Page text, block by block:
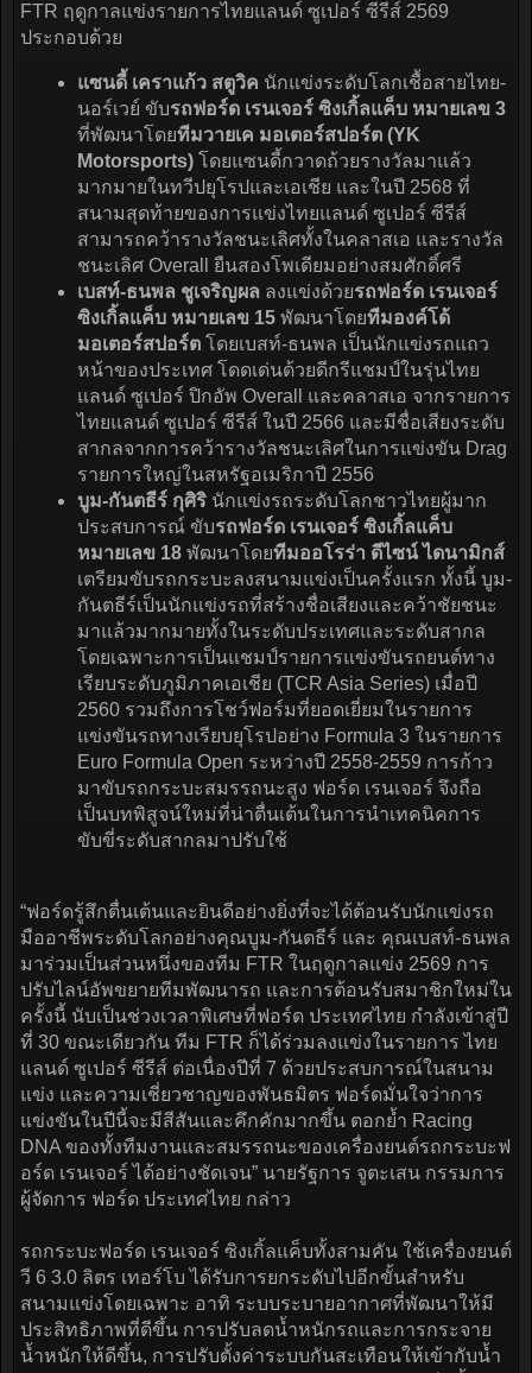
FTR ฤดูกาลแข่งรายการไทยแลนด์ ซูเปอร์ ซีรีส์ 2569
ประกอบด้วย
แซนดี้ เคราแก้ว สตูวิค นักแข่งระดับโลกเชื้อสายไทย-
นอร์เวย์ ขับรถฟอร์ด เรนเจอร์ ซิงเกิ้ลแค็บ หมายเลข 3
ที่พัฒนาโดยทีมวายเค มอเตอร์สปอร์ต (YK
Motorsports) โดยแซนดี้กวาดถ้วยรางวัลมาแล้ว
มากมายในทวีปยุโรปและเอเชีย และในปี 2568 ที่
สนามสุดท้ายของการแข่งไทยแลนด์ ซูเปอร์ ซีรีส์
สามารถคว้ารางวัลชนะเลิศทั้งในคลาสเอ และรางวัล
ชนะเลิศ Overall ยืนสองโพเดียมอย่างสมศักดิ์ศรี
เบสท์-ธนพล ชูเจริญผล ลงแข่งด้วยรถฟอร์ด เรนเจอร์
ซิงเกิ้ลแค็บ หมายเลข 15 พัฒนาโดยทีมองค์โด้
มอเตอร์สปอร์ต โดยเบสท์-ธนพล เป็นนักแข่งรถแถว
หน้าของประเทศ โดดเด่นด้วยดีกรีแชมป์ในรุ่นไทย
แลนด์ ซูเปอร์ ปิกอัพ Overall และคลาสเอ จากรายการ
ไทยแลนด์ ซูเปอร์ ซีรีส์ ในปี 2566 และมีชื่อเสียงระดับ
สากลจากการคว้ารางวัลชนะเลิศในการแข่งขัน Drag
รายการใหญ่ในสหรัฐอเมริกาปี 2556
บูม-กันตธีร์ กุศิริ นักแข่งรถระดับโลกชาวไทยผู้มาก
ประสบการณ์ ขับรถฟอร์ด เรนเจอร์ ซิงเกิ้ลแค็บ
หมายเลข 18 พัฒนาโดยทีมออโรร่า ดีไซน์ ไดนามิกส์
เตรียมขับรถกระบะลงสนามแข่งเป็นครั้งแรก ทั้งนี้ บูม-
กันตธีร์เป็นนักแข่งรถที่สร้างชื่อเสียงและคว้าชัยชนะ
มาแล้วมากมายทั้งในระดับประเทศและระดับสากล
โดยเฉพาะการเป็นแชมป์รายการแข่งขันรถยนต์ทาง
เรียบระดับภูมิภาคเอเชีย (TCR Asia Series) เมื่อปี
2560 รวมถึงการโชว์ฟอร์มที่ยอดเยี่ยมในรายการ
แข่งขันรถทางเรียบยุโรปอย่าง Formula 3 ในรายการ
Euro Formula Open ระหว่างปี 2558-2559 การก้าว
มาขับรถกระบะสมรรถนะสูง ฟอร์ด เรนเจอร์ จึงถือ
เป็นบทพิสูจน์ใหม่ที่น่าตื่นเต้นในการนำเทคนิคการ
ขับขี่ระดับสากลมาปรับใช้
“ฟอร์ดรู้สึกตื่นเต้นและยินดีอย่างยิ่งที่จะได้ต้อนรับนักแข่งรถ
มืออาชีพระดับโลกอย่างคุณบูม-กันตธีร์ และ คุณเบสท์-ธนพล
มาร่วมเป็นส่วนหนึ่งของทีม FTR ในฤดูกาลแข่ง 2569 การ
ปรับไลน์อัพขยายทีมพัฒนารถ และการต้อนรับสมาชิกใหม่ใน
ครั้งนี้ นับเป็นช่วงเวลาพิเศษที่ฟอร์ด ประเทศไทย กำลังเข้าสู่ปี
ที่ 30 ขณะเดียวกัน ทีม FTR ก็ได้ร่วมลงแข่งในรายการ ไทย
แลนด์ ซูเปอร์ ซีรีส์ ต่อเนื่องปีที่ 7 ด้วยประสบการณ์ในสนาม
แข่ง และความเชี่ยวชาญของพันธมิตร ฟอร์ดมั่นใจว่าการ
แข่งขันในปีนี้จะมีสีสันและคึกคักมากขึ้น ตอกย้ำ Racing
DNA ของทั้งทีมงานและสมรรถนะของเครื่องยนต์รถกระบะฟ
อร์ด เรนเจอร์ ได้อย่างชัดเจน” นายรัฐการ จูตะเสน กรรมการ
ผู้จัดการ ฟอร์ด ประเทศไทย กล่าว
รถกระบะฟอร์ด เรนเจอร์ ซิงเกิ้ลแค็บทั้งสามคัน ใช้เครื่องยนต์
วี 6 3.0 ลิตร เทอร์โบ ได้รับการยกระดับไปอีกขั้นสำหรับ
สนามแข่งโดยเฉพาะ อาทิ ระบบระบายอากาศที่พัฒนาให้มี
ประสิทธิภาพที่ดีขึ้น การปรับลดน้ำหนักรถและการกระจาย
น้ำหนักให้ดีขึ้น, การปรับตั้งค่าระบบกันสะเทือนให้เข้ากับน้ำ